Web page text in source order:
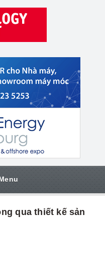
qua thiết kế sản